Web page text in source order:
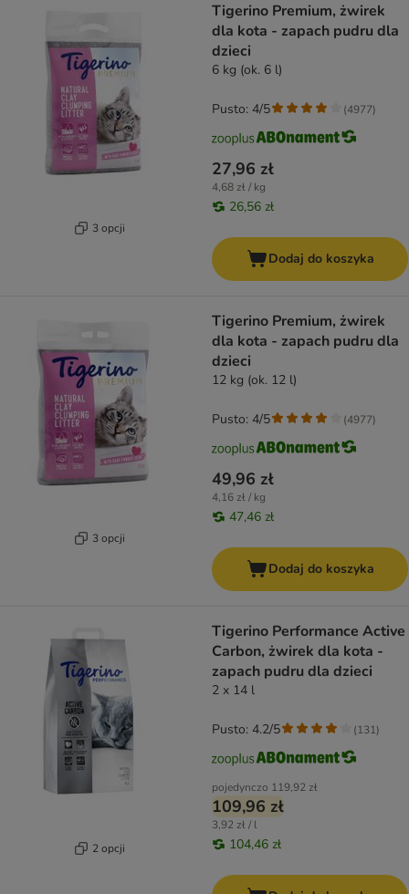
3 opcji
Tigerino Premium, żwirek
dla kota - zapach pudru dla
dzieci
6 kg (ok. 6 l)
27,96 zł
4,68 zł / kg
26,56 zł
Pusto: 4/5 (4977)
Dodaj do koszyka
3 opcji
Tigerino Premium, żwirek
dla kota - zapach pudru dla
dzieci
12 kg (ok. 12 l)
49,96 zł
4,16 zł / kg
47,46 zł
Pusto: 4/5 (4977)
Dodaj do koszyka
2 opcji
Tigerino Performance Active
Carbon, żwirek dla kota -
zapach pudru dla dzieci
2 x 14 l
pojedynczo 119,92 zł
109,96 zł
3,92 zł / l
104,46 zł
Pusto: 4.2/5 (131)